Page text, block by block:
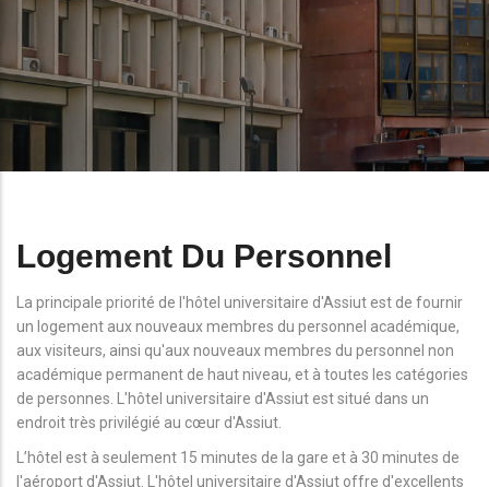
Logement Du Personnel
La principale priorité de l'hôtel universitaire d'Assiut est de fournir
un logement aux nouveaux membres du personnel académique,
aux visiteurs, ainsi qu'aux nouveaux membres du personnel non
académique permanent de haut niveau, et à toutes les catégories
de personnes. L'hôtel universitaire d'Assiut est situé dans un
endroit très privilégié au cœur d'Assiut.
L’hôtel est à seulement 15 minutes de la gare et à 30 minutes de
l'aéroport d'Assiut. L'hôtel universitaire d'Assiut offre d'excellents